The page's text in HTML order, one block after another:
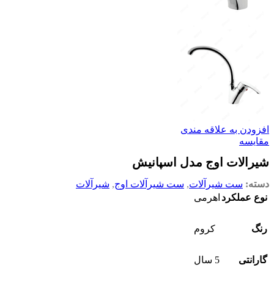
افزودن به علاقه مندی
مقایسه
شیرالات اوج مدل اسپانیش
دسته: ست شیرآلات, ست شیرآلات اوج, شیرآلات
نوع عملکرد اهرمی
رنگ کروم
گارانتی 5 سال